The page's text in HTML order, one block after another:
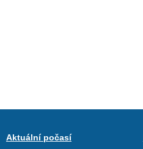
Aktuální počasí